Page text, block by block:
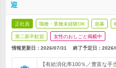
迎
正社員 職種・業種未経験OK 急募
第二新卒歓迎 女性のおしごと掲載中
情報更新日：2026/07/31 終了予定日： 2026/
【有給消化率100％／豊富な